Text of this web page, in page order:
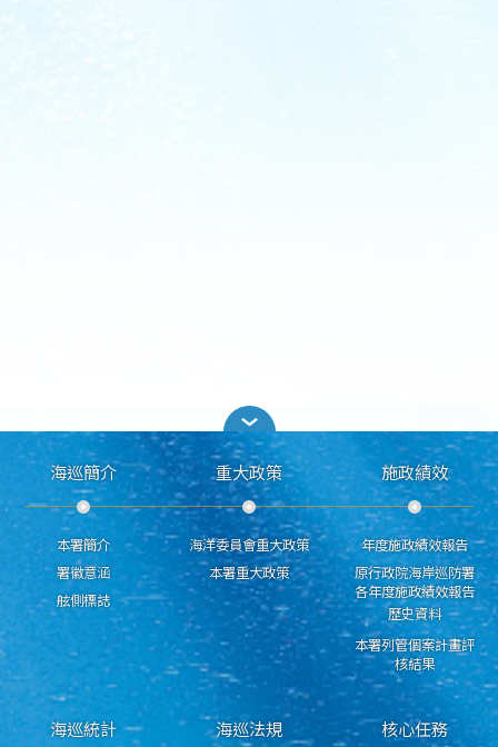
海巡簡介
本署簡介
署徽意涵
舷側標誌
重大政策
海洋委員會重大政策
本署重大政策
施政績效
年度施政績效報告
原行政院海岸巡防署
各年度施政績效報告
歷史資料
本署列管個案計畫評
核結果
海巡統計 海巡法規 核心任務